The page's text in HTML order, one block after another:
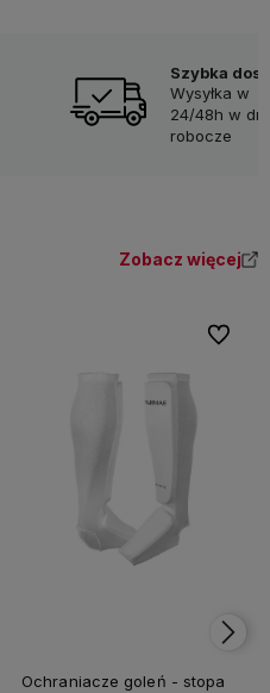
Szybka
Wysyłka w
24/48h w dni
robocze
Zobacz więcej
Ochraniacze goleń - stopa
Do